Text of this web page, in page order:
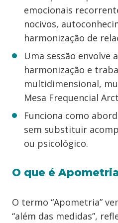
emocionais
nocivos,
harmonização de
Uma sessão envolve
harmonização e
multidimensional,
Mesa Frequencial
Funciona como
sem substituir
ou psicológico.
O que é
O termo “Apometria”
“além das medidas”,